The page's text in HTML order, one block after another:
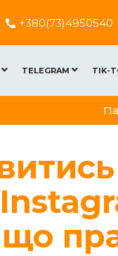
+380(73)4950540
TELEGRAM TIK-
що